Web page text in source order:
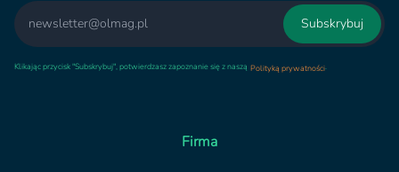
Email
Subskrybuj
Klikając przycisk "Subskrybuj", potwierdzasz zapoznanie się z naszą Polityką prywatności.
Firma